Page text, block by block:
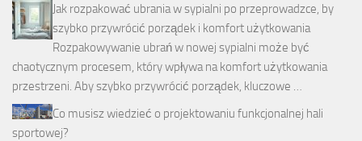
Jak rozpakować ubrania w sypialni po przeprowadzce, by
szybko przywrócić porządek i komfort użytkowania
Rozpakowywanie ubrań w nowej sypialni może być
chaotycznym procesem, który wpływa na komfort użytkowania
przestrzeni. Aby szybko przywrócić porządek, kluczowe …
Co musisz wiedzieć o projektowaniu funkcjonalnej hali
sportowej?